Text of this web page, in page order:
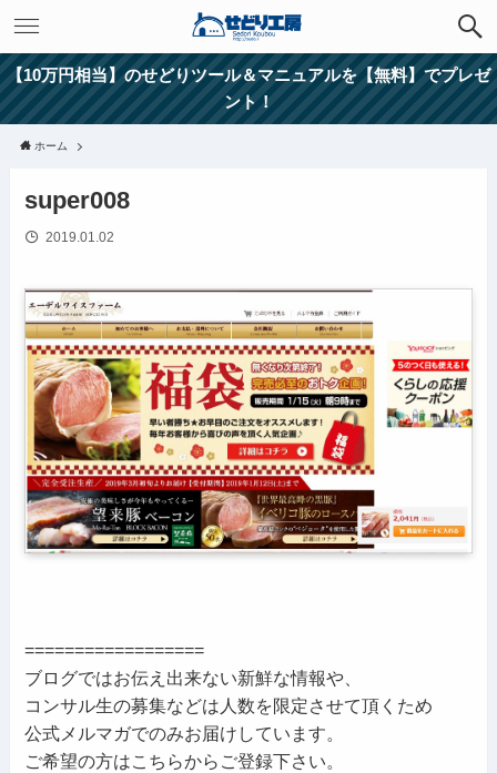
【10万円相当】のせどりツール＆マニュアルを【無料】でプレゼ
ント！
ホーム
super008
2019.01.02
==================
ブログではお伝え出来ない新鮮な情報や、
コンサル生の募集などは人数を限定させて頂くため
公式メルマガでのみお届けしています。
ご希望の方はこちらからご登録下さい。